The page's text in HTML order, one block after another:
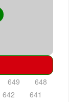
649
648
642
641